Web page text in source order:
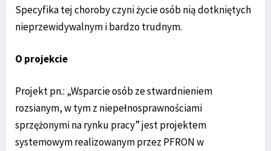
Specyfika tej choroby czyni życie osób nią dotkniętych
nieprzewidywalnym i bardzo trudnym.
O projekcie
Projekt pn.: „Wsparcie osób ze stwardnieniem
rozsianym, w tym z niepełnosprawnościami
sprzężonymi na rynku pracy” jest projektem
systemowym realizowanym przez PFRON w